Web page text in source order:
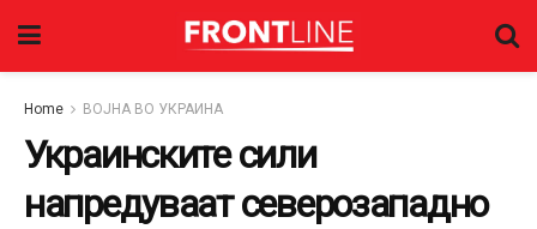
Home ВОЈНА ВО УКРАИНА
Украинските сили
напредуваат северозападно